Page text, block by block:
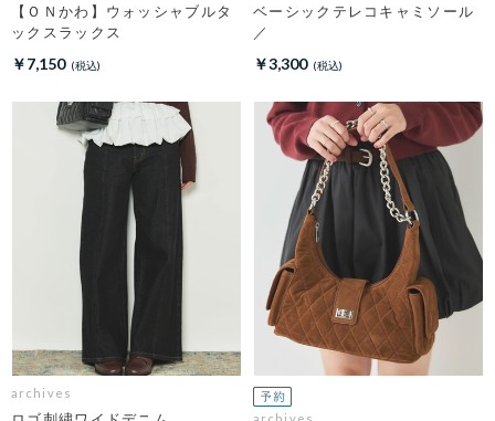
【ＯＮかわ】ウォッシャブルタ
ックスラックス
￥7,150
ベーシックテレコキャミソール
／
￥3,300
archives
archives